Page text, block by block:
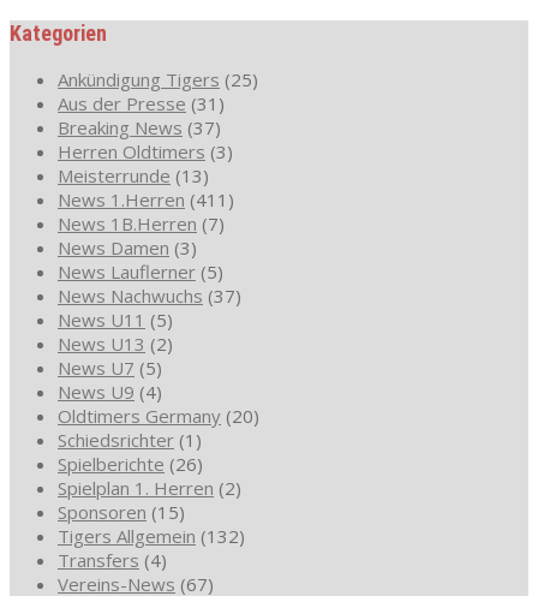
Kategorien
Ankündigung Tigers (25)
Aus der Presse (31)
Breaking News (37)
Herren Oldtimers (3)
Meisterrunde (13)
News 1.Herren (411)
News 1B.Herren (7)
News Damen (3)
News Lauflerner (5)
News Nachwuchs (37)
News U11 (5)
News U13 (2)
News U7 (5)
News U9 (4)
Oldtimers Germany (20)
Schiedsrichter (1)
Spielberichte (26)
Spielplan 1. Herren (2)
Sponsoren (15)
Tigers Allgemein (132)
Transfers (4)
Vereins-News (67)